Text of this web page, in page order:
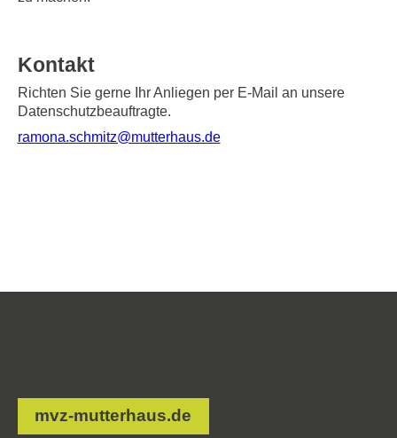
Kontakt
Richten Sie gerne Ihr Anliegen per E-Mail an unsere
Datenschutzbeauftragte.
ramona.schmitz@mutterhaus.de
mvz-mutterhaus.de